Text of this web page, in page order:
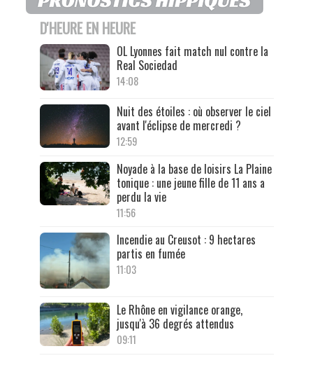
D'HEURE EN HEURE
OL Lyonnes fait match nul contre la
Real Sociedad
14:08
Nuit des étoiles : où observer le ciel
avant l'éclipse de mercredi ?
12:59
Noyade à la base de loisirs La Plaine
tonique : une jeune fille de 11 ans a
perdu la vie
11:56
Incendie au Creusot : 9 hectares
partis en fumée
11:03
Le Rhône en vigilance orange,
jusqu'à 36 degrés attendus
09:11